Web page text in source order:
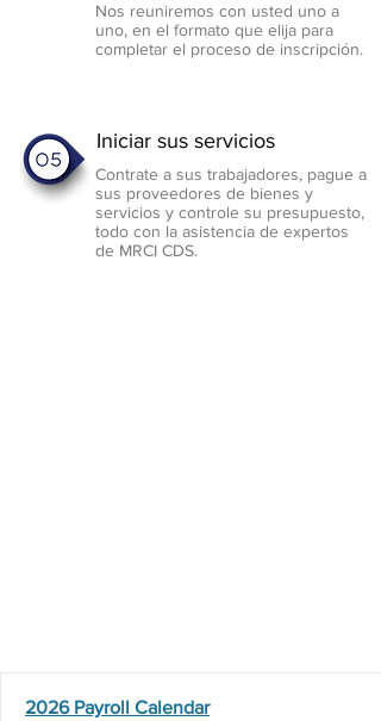
Nos reuniremos con usted uno a
uno, en el formato que elija para
completar el proceso de inscripción.
Iniciar sus servicios
Contrate a sus trabajadores, pague a
sus proveedores de bienes y
servicios y controle su presupuesto,
todo con la asistencia de expertos
de MRCI CDS.
2026 Payroll Calendar